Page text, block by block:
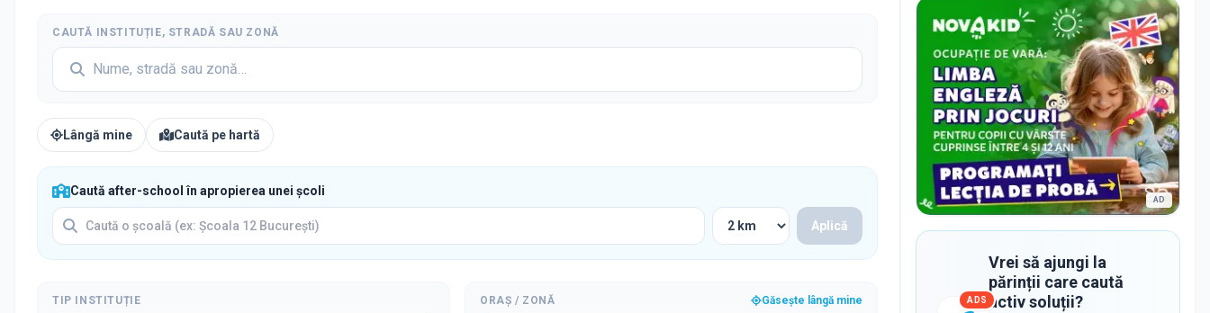
CAUTĂ INSTITUȚIE, STRADĂ SAU ZONĂ
Lângă mine Caută pe hartă
Caută after-school în apropierea unei școli
Aplică
TIP INSTITUȚIE ORAȘ / ZONĂ Găsește lângă mine
AD
ADS
Vrei să ajungi la
părinții care caută
activ soluții?